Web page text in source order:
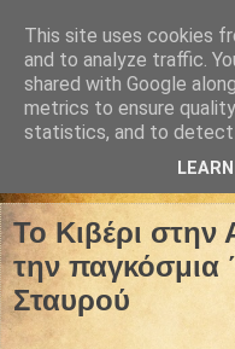
10 Σεπτεμβρίου 2025
Το Κιβέρι στην
την
Σταυρού
This site uses cookies
and to analyze traffic.
shared with Google
metrics to ensure
statistics, and to detect